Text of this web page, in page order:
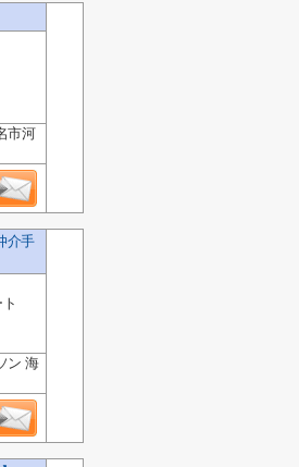
市河
介手
ン 海